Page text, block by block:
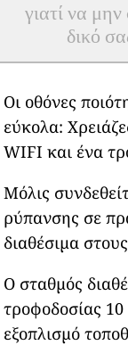
γιατί να
δικό
Οι οθόνες
εύκολα:
WIFI και ένα
Μόλις
ρύπανσης σε
διαθέσιμα
Ο σταθμός
τροφοδοσίας
εξοπλισμό